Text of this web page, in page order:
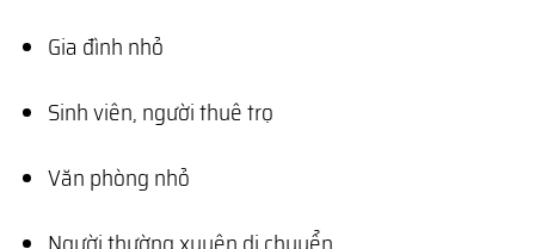
Gia đình nhỏ
Sinh viên, người thuê trọ
Văn phòng nhỏ